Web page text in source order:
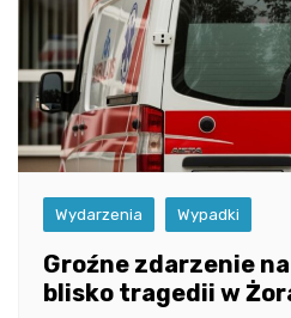
Wydarzenia Wypadki
Groźne zdarzenie
blisko tragedii w